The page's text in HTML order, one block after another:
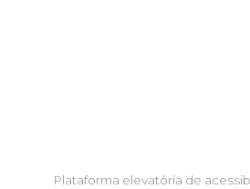
Plataforma elevatória de